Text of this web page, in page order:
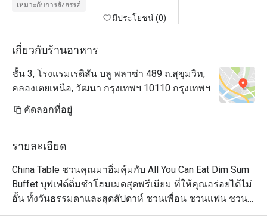
เหมาะกับการสังสรรค์
มีประโยชน์ (0)
เกี่ยวกับร้านอาหาร
ชั้น 3, โรงแรมเรดิสัน บลู พลาซ่า 489 ถ.สุขุมวิท,
คลองเตยเหนือ, วัฒนา กรุงเทพฯ 10110 กรุงเทพฯ
คัดลอกที่อยู่
รายละเอียด
China Table ชวนคุณมาอิ่มคุ้มกับ All You Can Eat Dim Sum
Buffet บุฟเฟ่ต์ติ่มซำโฮมเมดสุดพรีเมียม ที่ให้คุณอร่อยได้ไม่
อั้น ทั้งวันธรรมดาและสุดสัปดาห์ ชวนเพื่อน ชวนแฟน ชวน
ครอบครัวมาอิ่มอร่อยได้ที่นี่